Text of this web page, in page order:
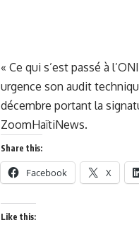
« Ce qui s’est passé à
urgence son audit
décembre portant la
ZoomHaïtiNews.
Share this:
Facebook X
Like this: